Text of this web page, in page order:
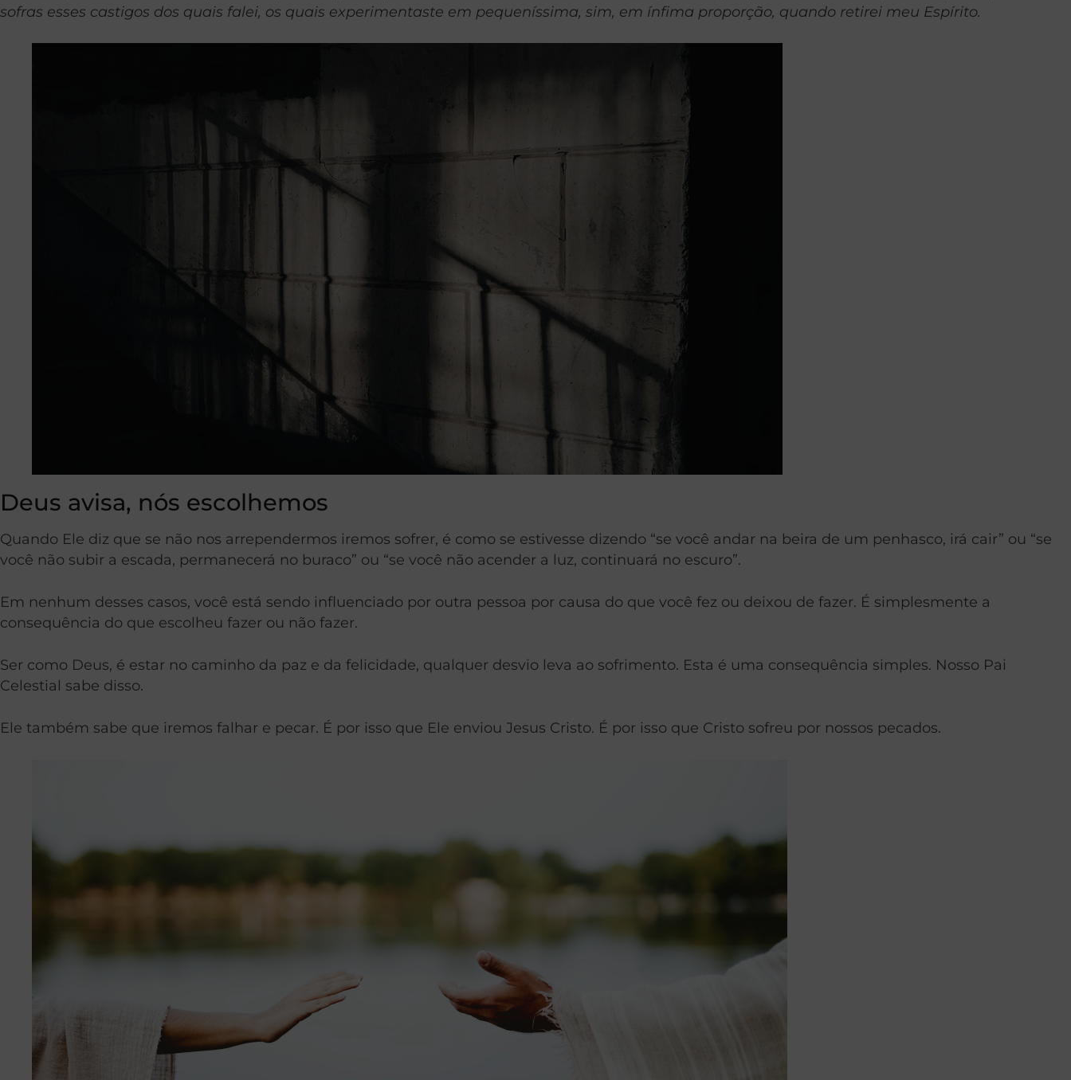
sofras esses castigos dos quais falei, os quais experimentaste em pequeníssima, sim, em ínfima proporção, quando retirei meu Espírito.
Deus avisa, nós escolhemos
Quando Ele diz que se não nos arrependermos iremos sofrer, é como se estivesse dizendo “se você andar na beira de um penhasco, irá cair” ou “se
você não subir a escada, permanecerá no buraco” ou “se você não acender a luz, continuará no escuro”.
Em nenhum desses casos, você está sendo influenciado por outra pessoa por causa do que você fez ou deixou de fazer. É simplesmente a
consequência do que escolheu fazer ou não fazer.
Ser como Deus, é estar no caminho da paz e da felicidade, qualquer desvio leva ao sofrimento. Esta é uma consequência simples. Nosso Pai
Celestial sabe disso.
Ele também sabe que iremos falhar e pecar. É por isso que Ele enviou Jesus Cristo. É por isso que Cristo sofreu por nossos pecados.